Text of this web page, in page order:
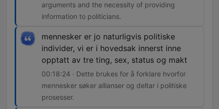
arguments and the necessity of providing
information to politicians.
mennesker er jo naturligvis politiske
individer, vi er i hovedsak innerst inne
opptatt av tre ting, sex, status og makt
00:18:24 · Dette brukes for å forklare hvorfor
mennesker søker allianser og deltar i politiske
prosesser.